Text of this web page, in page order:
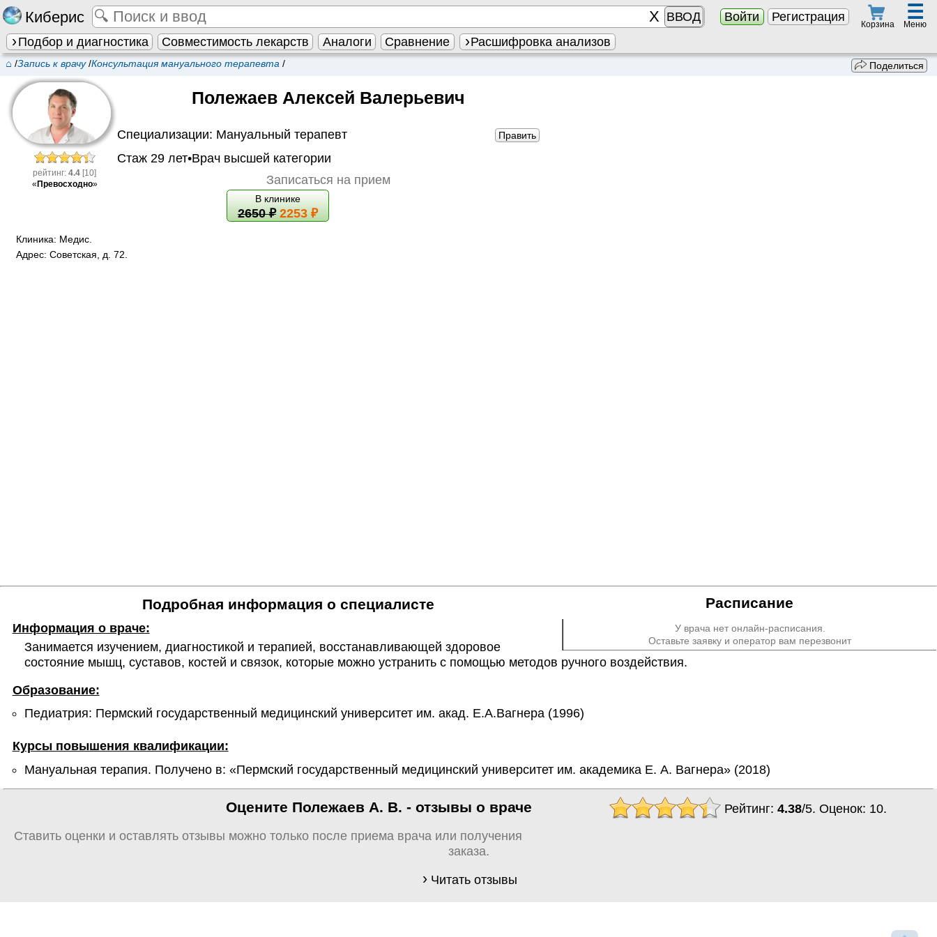
Киберис ВВОД Войти Регистрация
Корзина
☰
Меню
Подбор и диагностика Совместимость лекарств Аналоги Сравнение Расшифровка анализов
⌂ /Запись к врачу/Консультация мануального терапевта/ Поделиться
рейтинг:4.4 [10]
« Превосходно»
Полежаев Алексей Валерьевич
Специализации: Мануальный терапевт Править
Стаж 29 лет•Врач высшей категории
Записаться на прием
В клинике
2650 ₽ 2253 ₽
Клиника: Медис.
Адрес: Советская, д. 72
Расписание
У врача нет онлайн-расписания.
Оставьте заявку и оператор вам перезвонит
Подробная информация о специалисте
Информация о враче:
Занимается изучением, диагностикой и терапией, восстанавливающей здоровое
состояние мышц, суставов, костей и связок, которые можно устранить с помощью методов ручного воздействия.
Образование:
Педиатрия: Пермский государственный медицинский университет им. акад. Е.А.Вагнера (1996)
Курсы повышения квалификации:
Мануальная терапия. Получено в: «Пермский государственный медицинский университет им. академика Е. А. Вагнера» (2018)
Рейтинг: 4.38/5. Оценок: 10.
Оцените Полежаев А. В. - отзывы о враче
Ставить оценки и оставлять отзывы можно только после приема врача или получения
заказа.
Читать отзывы